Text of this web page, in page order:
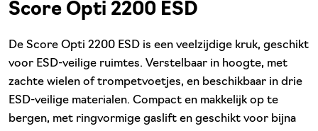
Score Opti 2200 ESD
De Score Opti 2200 ESD is een veelzijdige kruk, geschikt
voor ESD-veilige ruimtes. Verstelbaar in hoogte, met
zachte wielen of trompetvoetjes, en beschikbaar in drie
ESD-veilige materialen. Compact en makkelijk op te
bergen, met ringvormige gaslift en geschikt voor bijna